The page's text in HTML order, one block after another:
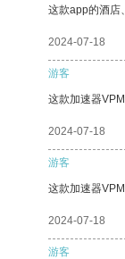
这款app的酒店
2024-07-18
游客
这款加速器
2024-07-18
游客
这款加速器
2024-07-18
游客